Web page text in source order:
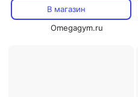
В магазин
Omegagym.ru